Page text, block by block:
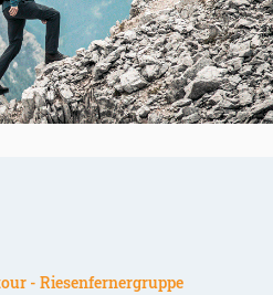
- Riesenfernergruppe